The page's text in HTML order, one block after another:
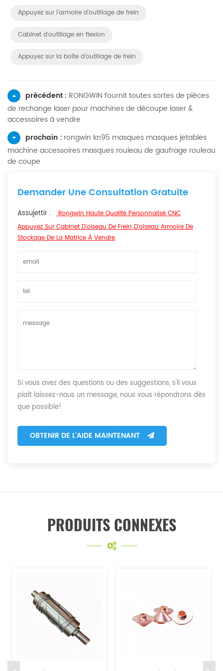
Appuyez sur l'armoire d'outillage de frein
Cabinet d'outillage en flexion
Appuyez sur la boîte d'outillage de frein
précédent : RONGWIN fournit toutes sortes de pièces
de rechange laser pour machines de découpe laser &
accessoires à vendre
prochain : rongwin kn95 masques masques jetables
machine accessoires masques rouleau de gaufrage rouleau
de coupe
Demander Une Consultation Gratuite
Assujettir : Rongwin Haute Qualité Personnalisé CNC
Appuyez Sur Cabinet D'oiseau De Frein D'oiseau Armoire De
Stockage De La Matrice À Vendre
Si vous avez des questions ou des suggestions, s'il vous
plaît laissez-nous un message, nous vous répondrons dès
que possible!
OBTENIR DE L'AIDE MAINTENANT
PRODUITS CONNEXES